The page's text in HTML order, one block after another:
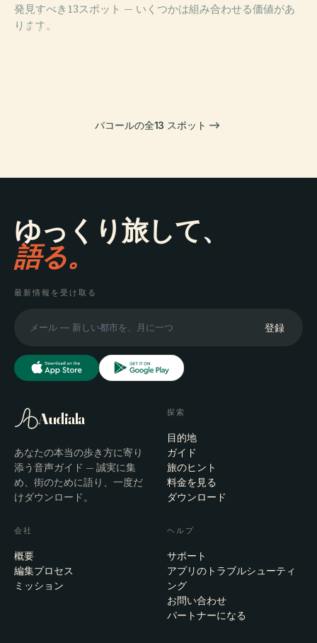
発見すべき13スポット — いくつかは組み合わせる価値があ
ります。
PLACE
マラカニアン宮
PLACE
PLACE
バコールの全13 スポット
ゆっくり旅して、
語る。
最新情報を受け取る
登録
Audiala
あなたの本当の歩き方に寄り
添う音声ガイド — 誠実に集
め、街のために語り、一度だ
けダウンロード。
探索
目的地
ガイド
旅のヒント
料金を見る
ダウンロード
会社
概要
編集プロセス
ミッション
ヘルプ
サポート
アプリのトラブルシューティ
ング
お問い合わせ
パートナーになる